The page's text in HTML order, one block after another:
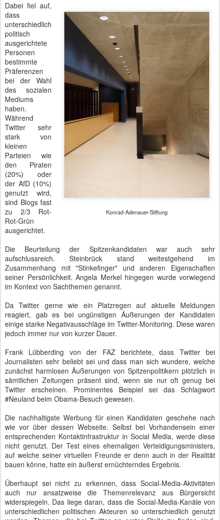
Konrad-Adenauer-Stiftung
Dabei fiel auf,
dass
unterschiedlich
politisch
ausgerichtete
Personen
bestimmte
Präferenzen
bei der Wahl
des sozialen
Mediums
haben.
Während
Twitter sehr
stark von
kleinen
Parteien wie
den Piraten
(20%) oder
der AfD (10%)
genutzt wird,
sind Blogs fast
zu 2/3 Rot-
Rot-Grün
ausgerichtet.
Die Beurteilung der Spitzenkandidaten war auch sehr
aufschlussreich. Steinbrück stand weitestgehend im
Zusammenhang mit "Stinkefinger" und anderen Eigenschaften
seiner Persönlichkeit. Angela Merkel hingegen wurde vorwiegend
im Kontext von Sachthemen genannt.
Da Twitter gerne wie ein Platzregen auf aktuelle Meldungen
reagiert, gab es bei ungünstigen Äußerungen der Kandidaten
einige starke Negativausschläge im Twitter-Monitoring. Diese waren
jedoch immer nur von kurzer Dauer.
Frank Lübberding von der FAZ berichtete, dass Twitter bei
Journalisten sehr beliebt sei und dass man sich wundere, welche
zunächst harmlosen Äußerungen von Spitzenpolitikern plötzlich in
sämtlichen Zeitungen präsent sind, wenn sie nur oft genug bei
Twitter erscheinen. Prominentes Beispiel sei das Schlagwort
#Neuland beim Obama-Besuch gewesen.
Die nachhaltigste Werbung für einen Kandidaten geschehe nach
wie vor über dessen Webseite. Selbst bei Vorhandensein einer
entsprechenden Kontaktinfrastruktur in Social Media, werde diese
nicht genutzt. Der Test eines ehemaligen Verteidigungsministers,
auf welche seiner virtuellen Freunde er denn auch in der Realität
bauen könne, hatte ein äußerst ernüchterndes Ergebnis.
Überhaupt sei nicht zu erkennen, dass Social-Media-Aktivitäten
auch nur ansatzweise die Themenrelevanz aus Bürgersicht
widerspiegeln. Das liege daran, dass die Social-Media-Kanäle von
unterschiedlichen politischen Akteuren so unterschiedlich genutzt